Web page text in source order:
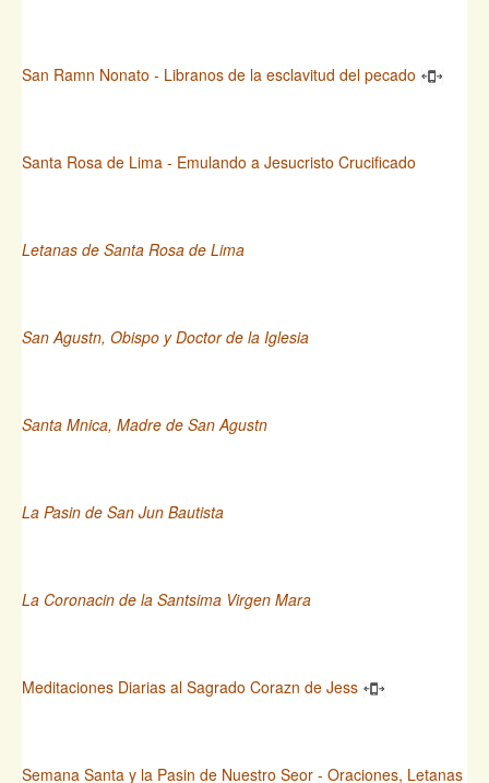
San Ramn Nonato - Libranos de la esclavitud del pecado
Santa Rosa de Lima - Emulando a Jesucristo Crucificado
Letanas de Santa Rosa de Lima
San Agustn, Obispo y Doctor de la Iglesia
Santa Mnica, Madre de San Agustn
La Pasin de San Jun Bautista
La Coronacin de la Santsima Virgen Mara
Meditaciones Diarias al Sagrado Corazn de Jess
Semana Santa y la Pasin de Nuestro Seor - Oraciones, Letanas